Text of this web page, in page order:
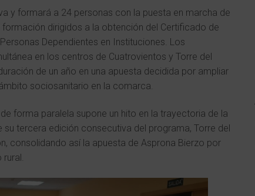
y formará a 24 personas con la puesta en marcha de
dirigidos a la obtención del Certificado de
Dependientes en Instituciones. Los
en los centros de Cuatrovientos y Torre del
de un año en una apuesta decidida por ampliar
sociosanitario en la comarca.
forma paralela supone un hito en la trayectoria de la
tercera edición consecutiva del programa, Torre del
consolidando así la apuesta de Asprona Bierzo por